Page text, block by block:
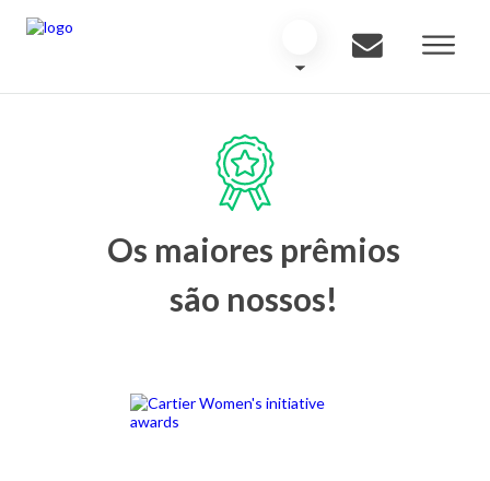
Os maiores prêmios
são nossos!